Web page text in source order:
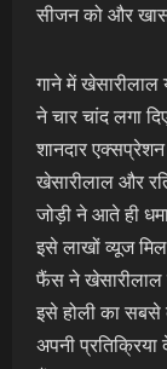
सीजन को और खास
गाने में
ने चार चांद लगा
शानदार
खेसारीलाल और
जोड़ी ने आते ही
इसे लाखों व्यूज
फैंस ने खेसारीलाल
इसे होली का
अपनी